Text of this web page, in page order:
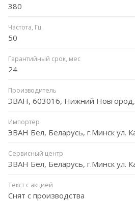
380
Частота, Гц
50
Гарантийный срок, мес
24
Производитель
ЭВАН, 603016, Нижний
Импортёр
ЭВАН Бел, Беларусь, г.Минск ул.
Сервисный центр
ЭВАН Бел, Беларусь, г.Минск ул.
Текст с акцией
Снят с производства